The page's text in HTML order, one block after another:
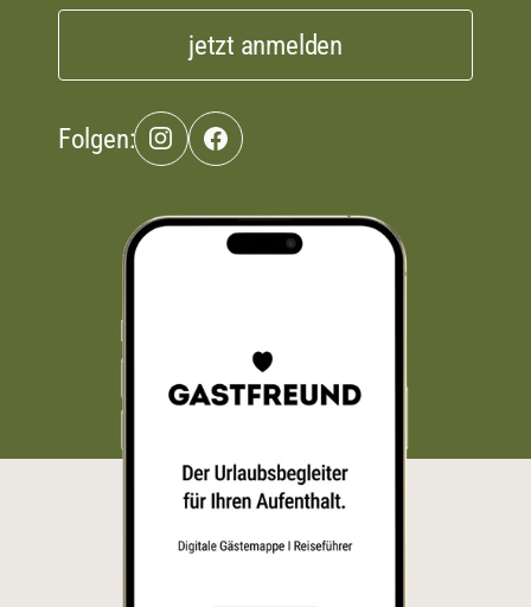
jetzt anmelden
Folgen: